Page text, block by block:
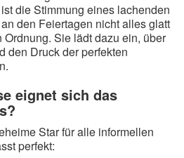
die Stimmung eines lachenden
den Feiertagen nicht alles glatt
Sie lädt dazu ein, über
den Druck der perfekten
eignet sich das
Star für alle informellen
perfekt: